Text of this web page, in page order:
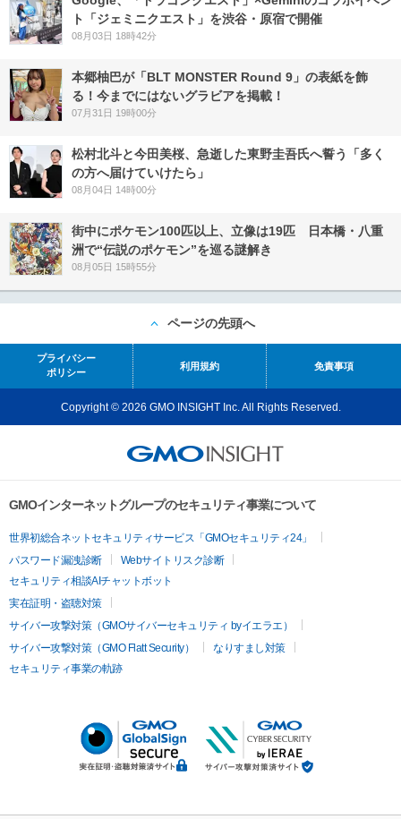
ト「ジェミニクエスト」を渋谷・原宿で開催
08月03日 18時42分
本郷柚巴が「BLT MONSTER Round 9」の表紙を飾
る！今までにはないグラビアを掲載！
07月31日 19時00分
松村北斗と今田美桜、急逝した東野圭吾氏へ誓う「多く
の方へ届けていけたら」
08月04日 14時00分
街中にポケモン100匹以上、立像は19匹 日本橋・八重
洲で“伝説のポケモン”を巡る謎解き
08月05日 15時55分
ページの先頭へ
プライバシー
ポリシー
利用規約 免責事項
Copyright © 2026 GMO INSIGHT Inc. All Rights Reserved.
GMOインターネットグループのセキュリティ事業について
世界初総合ネットセキュリティサービス「GMOセキュリティ24」
パスワード漏洩診断
Webサイトリスク診断
セキュリティ相談AIチャットボット
実在証明・盗聴対策
サイバー攻撃対策（GMOサイバーセキュリティ byイエラエ）
サイバー攻撃対策（GMO Flatt Security）
なりすまし対策
セキュリティ事業の軌跡